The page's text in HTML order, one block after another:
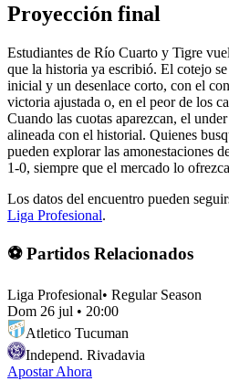
Proyección final
Estudiantes de Río Cuarto y Tigre
que la historia ya escribió. El cotejo
inicial y un desenlace corto, con el
victoria ajustada o, en el peor de los
Cuando las cuotas aparezcan, el
alineada con el historial. Quienes
pueden explorar las amonestaciones
1-0, siempre que el mercado lo
Los datos del encuentro pueden
Liga Profesional.
⚽ Partidos Relacionados
Liga Profesional• Regular Season
Dom 26 jul • 20:00
Atletico Tucuman
Independ. Rivadavia
Apostar Ahora